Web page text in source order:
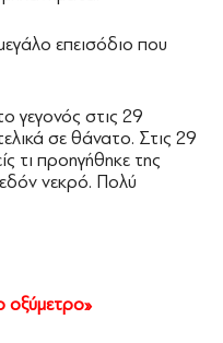
επεισόδιο που
γεγονός στις 29
σε θάνατο. Στις 29
τι προηγήθηκε της
νεκρό. Πολύ
οξύμετρο»